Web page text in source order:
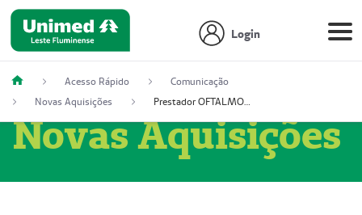
Login
Acesso Rápido
Comunicação
Novas Aquisições
Prestador OFTALMOCLÍNICA SÃO GONÇALO (55004164-2)
Novas Aquisições